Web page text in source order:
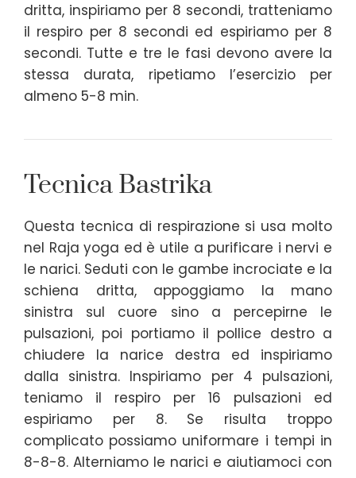
dritta, inspiriamo per 8 secondi, tratteniamo
il respiro per 8 secondi ed espiriamo per 8
secondi. Tutte e tre le fasi devono avere la
stessa durata, ripetiamo l’esercizio per
almeno 5-8 min.
Tecnica Bastrika
Questa tecnica di respirazione si usa molto
nel Raja yoga ed è utile a purificare i nervi e
le narici. Seduti con le gambe incrociate e la
schiena dritta, appoggiamo la mano
sinistra sul cuore sino a percepirne le
pulsazioni, poi portiamo il pollice destro a
chiudere la narice destra ed inspiriamo
dalla sinistra. Inspiriamo per 4 pulsazioni,
teniamo il respiro per 16 pulsazioni ed
espiriamo per 8. Se risulta troppo
complicato possiamo uniformare i tempi in
8-8-8. Alterniamo le narici e aiutiamoci con